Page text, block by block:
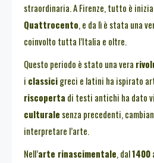
straordinaria. A Firenze, tutto è
Quattrocento, e da lì è stata una
coinvolto tutta l’Italia e oltre.
Questo periodo è stato una vera
i classicigreci e latini ha ispirato
riscoperta di testi antichi ha dato
culturale senza precedenti,
interpretare l’arte.
Nell’arte rinascimentale, dal1400